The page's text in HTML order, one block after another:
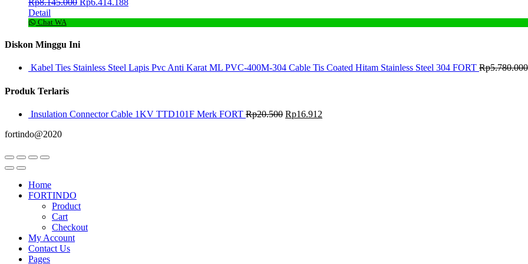
Rp8.145.000 Rp6.414.188
Detail
Chat WA
Diskon Minggu Ini
Kabel Ties Stainless Steel Lapis Pvc Anti Karat ML PVC-400M-304 Cable Tis Coated Hitam Stainless Steel 304 FORT Rp5.780.000
Produk Terlaris
Insulation Connector Cable 1KV TTD101F Merk FORT Rp20.500 Rp16.912
fortindo@2020
Home
FORTINDO
Product
Cart
Checkout
My Account
Contact Us
Pages